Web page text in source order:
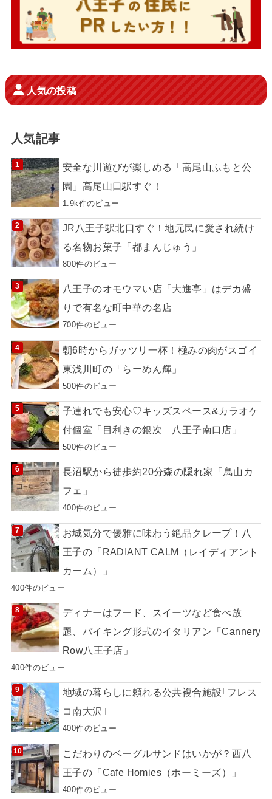
人気の投稿
人気記事
安全な川遊びが楽しめる「高尾山ふもと公
園」高尾山口駅すぐ！
1.9k件のビュー
JR八王子駅北口すぐ！地元民に愛され続け
る名物お菓子「都まんじゅう」
800件のビュー
八王子のオモウマい店「大進亭」はデカ盛
りで有名な町中華の名店
700件のビュー
朝6時からガッツリ一杯！極みの肉がスゴイ
東浅川町の「らーめん輝」
500件のビュー
子連れでも安心♡キッズスペース&カラオケ
付個室「目利きの銀次 八王子南口店」
500件のビュー
長沼駅から徒歩約20分森の隠れ家「鳥山カ
フェ」
400件のビュー
お城気分で優雅に味わう絶品クレープ！八
王子の「RADIANT CALM（レイディアント
カーム）」
400件のビュー
ディナーはフード、スイーツなど食べ放
題、バイキング形式のイタリアン「Cannery
Row八王子店」
400件のビュー
地域の暮らしに頼れる公共複合施設｢フレス
コ南大沢｣
400件のビュー
こだわりのベーグルサンドはいかが？西八
王子の「Cafe Homies（ホーミーズ）」
400件のビュー